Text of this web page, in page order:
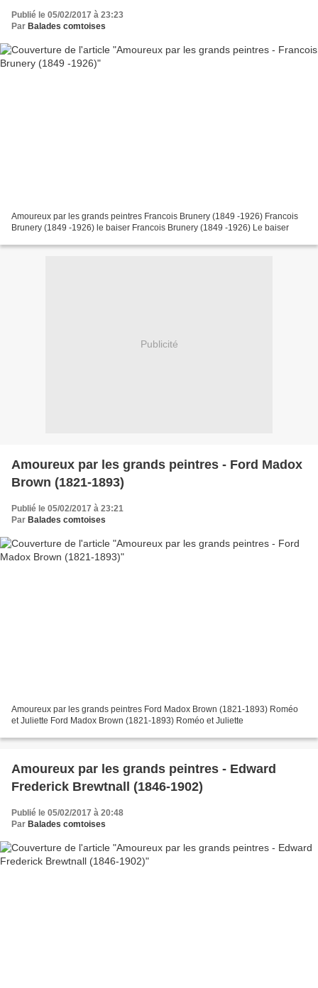
Publié le 05/02/2017 à 23:23
Par Balades comtoises
Amoureux par les grands peintres Francois Brunery (1849 -1926) Francois
Brunery (1849 -1926) le baiser Francois Brunery (1849 -1926) Le baiser
Publicité
Amoureux par les grands peintres - Ford Madox
Brown (1821-1893)
Publié le 05/02/2017 à 23:21
Par Balades comtoises
Amoureux par les grands peintres Ford Madox Brown (1821-1893) Roméo
et Juliette Ford Madox Brown (1821-1893) Roméo et Juliette
Amoureux par les grands peintres - Edward
Frederick Brewtnall (1846-1902)
Publié le 05/02/2017 à 20:48
Par Balades comtoises